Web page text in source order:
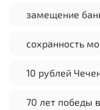
замещение
сохранность
10 рублей
70 лет победы